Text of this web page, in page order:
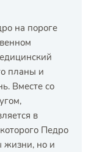
на пороге
планы и
Вместе со
в
Педро
жизни, но и